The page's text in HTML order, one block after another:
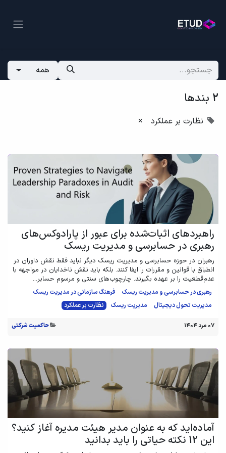
همه
2 بندها
نظارت بر عملکرد ×
راهبردهای اثبات‌شده برای عبور از پارادوکس‌های
رهبری در حسابرسی و مدیریت ریسک
رهبران در حوزه حسابرسی و مدیریت ریسک دیگر نباید فقط نقش داوران در
انطباق با قوانین و مقررات را ایفا کنند. بلکه باید نقش ناخدایان در مواجهه با
عدم‌قطعیت را بر عهده بگیرند. چارچوب‌های سنتی و مرسوم حسابر...
رهبری در حسابرسی و مدیریت ریسک
فرهنگ سازمانی در مدیریت ریسک
مدیریت تحول دیجیتال
مدیریت ریسک نظارت بر عملکرد
۰۷ مرد ۱۴۰۴ حاکمیت شرکتی
آماده‌اید که به عنوان مدیر هیئت مدیره آغاز کنید؟
این 12 نکته حیاتی را باید بدانید